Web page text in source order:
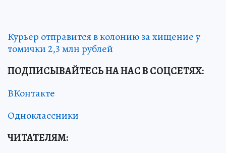
Курьер отправится в колонию за хищение у
томички 2,3 млн рублей
ПОДПИСЫВАЙТЕСЬ НА НАС В СОЦСЕТЯХ:
ВКонтакте
Одноклассники
ЧИТАТЕЛЯМ: